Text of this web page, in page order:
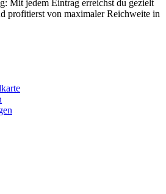
Mit jedem Eintrag erreichst du gezielt
profitierst von maximaler Reichweite in